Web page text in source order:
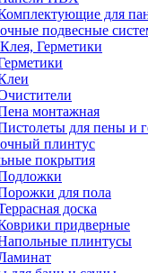
для
подвесные
Герметики
монтажная
для пены и
плинтус
покрытия
для пола
доска
придверные
плинтусы